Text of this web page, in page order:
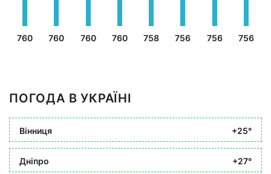
760 760 760 760 758 756 756 756
ПОГОДА В УКРАЇНІ
Вінниця +25°
Дніпро +27°